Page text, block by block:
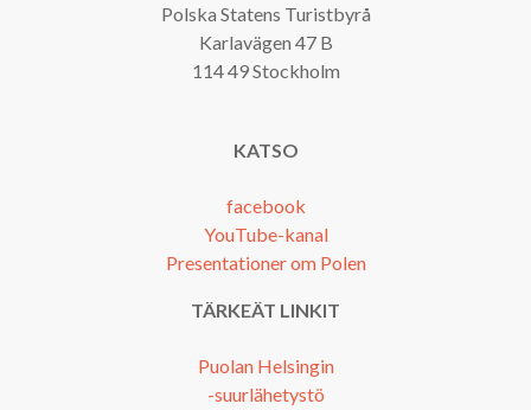
Polska Statens Turistbyrå
Karlavägen 47 B
114 49 Stockholm
KATSO
facebook
YouTube-kanal
Presentationer om Polen
TÄRKEÄT LINKIT
Puolan Helsingin
-suurlähetystö